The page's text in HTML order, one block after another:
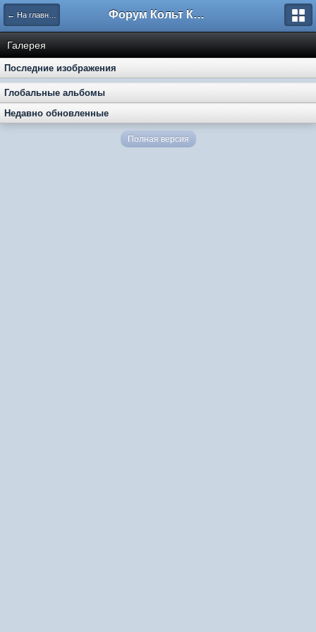
← На главную Форум Кольт Клуб
Галерея
Последние изображения
Глобальные альбомы
Недавно обновленные
Полная версия